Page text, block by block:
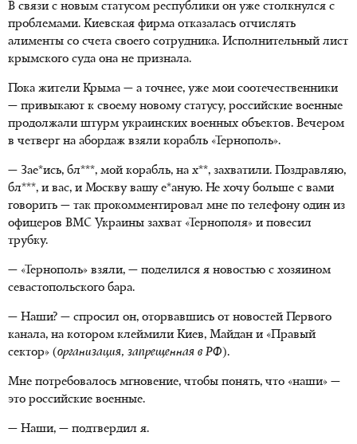
В связи с новым статусом республики он уже столкнулся с
проблемами. Киевская фирма отказалась отчислять
алименты со счета своего сотрудника. Исполнительный лист
крымского суда она не признала.
Пока жители Крыма — а точнее, уже мои соотечественники
— привыкают к своему новому статусу, российские военные
продолжали штурм украинских военных объектов. Вечером
в четверг на абордаж взяли корабль «Тернополь».
— Зае*ись, бл***, мой корабль, на х**, захватили. Поздравляю,
бл***, и вас, и Москву вашу е*аную. Не хочу больше с вами
говорить — так прокомментировал мне по телефону один из
офицеров ВМС Украины захват «Тернополя» и повесил
трубку.
— «Тернополь» взяли, — поделился я новостью с хозяином
севастопольского бара.
— Наши? — спросил он, оторвавшись от новостей Первого
канала, на котором клеймили Киев, Майдан и «Правый
сектор» (организация, запрещенная в РФ ).
Мне потребовалось мгновение, чтобы понять, что «наши» —
это российские военные.
— Наши, — подтвердил я.